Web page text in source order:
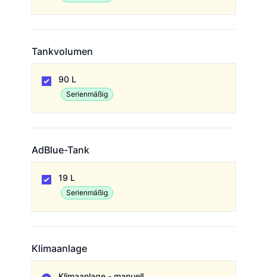
Tankvolumen
90 L
Serienmäßig
AdBlue-Tank
19 L
Serienmäßig
Klimaanlage